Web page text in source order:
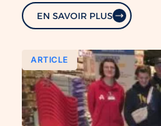
EN SAVOIR PLUS
ARTICLE